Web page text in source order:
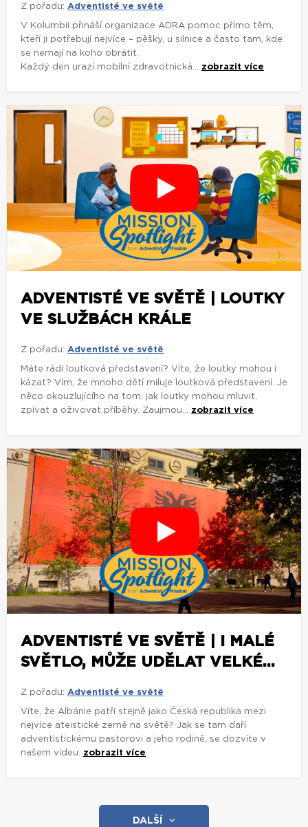
Z pořadu: Adventisté ve světě
V Kolumbii přináší organizace ADRA pomoc přímo těm,
kteří ji potřebují nejvíce – pěšky, u silnice a často tam, kde
se nemají na koho obrátit.
Každý den urazí mobilní zdravotnická... zobrazit více
ADVENTISTÉ VE SVĚTĚ | LOUTKY
VE SLUŽBÁCH KRÁLE
Z pořadu: Adventisté ve světě
Máte rádi loutková představení? Víte, že loutky mohou i
kázat? Vím, že mnoho dětí miluje loutková představení. Je
něco okouzlujícího na tom, jak loutky mohou mluvit,
zpívat a oživovat příběhy. Zaujmou... zobrazit více
ADVENTISTÉ VE SVĚTĚ | I MALÉ
SVĚTLO, MŮŽE UDĚLAT VELKÉ...
Z pořadu: Adventisté ve světě
Víte, že Albánie patří stejně jako Česká republika mezi
nejvíce ateistické země na světě? Jak se tam daří
adventistickému pastorovi a jeho rodině, se dozvíte v
našem videu. zobrazit více
DALŠÍ